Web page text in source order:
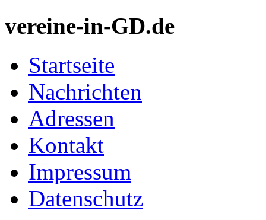
vereine-in-GD.de
Startseite
Nachrichten
Adressen
Kontakt
Impressum
Datenschutz